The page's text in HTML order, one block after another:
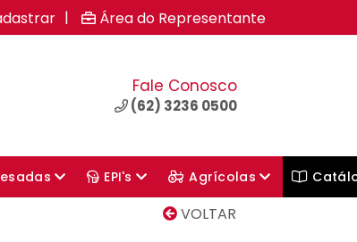
| Área do Representante
Fale Conosco
(62) 3236 0500
EPI's Agrícolas
VOLTAR